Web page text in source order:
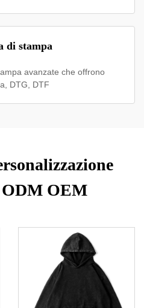
di stampa
avanzate che offrono
DTG, DTF
OEM